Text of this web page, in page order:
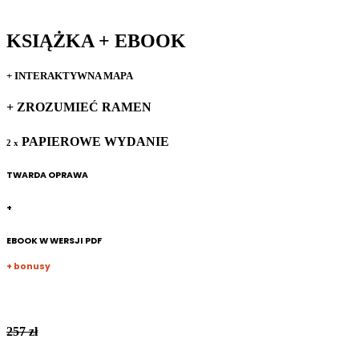
KSIĄŻKA + EBOOK
+ INTERAKTYWNA MAPA
+ ZROZUMIEĆ RAMEN
2 x PAPIEROWE WYDANIE
TWARDA OPRAWA
+
EBOOK W WERSJI PDF
+ bonusy
257 zł